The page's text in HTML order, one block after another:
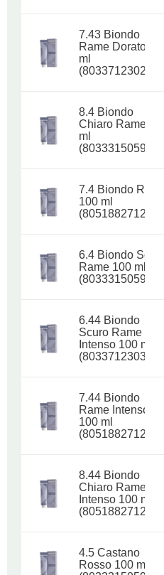
7.43 Biondo
Rame Dorato 100
ml
(8033712302980)
8.4 Biondo
Chiaro Rame 100
ml
(8033315059151)
7.4 Biondo Rame
100 ml
(8051882712309)
6.4 Biondo Scuro
Rame 100 ml
(8033315059175)
6.44 Biondo
Scuro Rame
Intenso 100 ml
(8033712303000)
7.44 Biondo
Rame Intenso
100 ml
(8051882712323)
8.44 Biondo
Chiaro Rame
Intenso 100 ml
(8051882712484)
4.5 Castano
Rosso 100 ml